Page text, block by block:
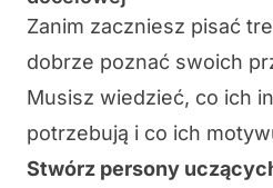
Zanim zaczniesz pisać
dobrze poznać swoich
Musisz wiedzieć, co ich
potrzebują i co ich
Stwórz persony